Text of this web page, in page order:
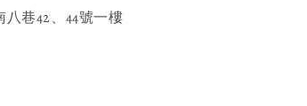
巷42、44號一樓